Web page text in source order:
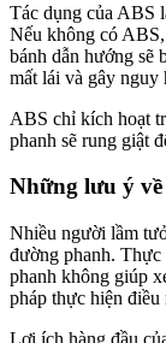
Tác dụng của ABS
Nếu không có
bánh dẫn hướng sẽ
mất lái và gây nguy
ABS chỉ kích hoạt
phanh sẽ rung giật
Những lưu ý
Nhiều người lầm
đường phanh.
phanh không giúp
pháp thực hiện
Lợi ích hàng đầu